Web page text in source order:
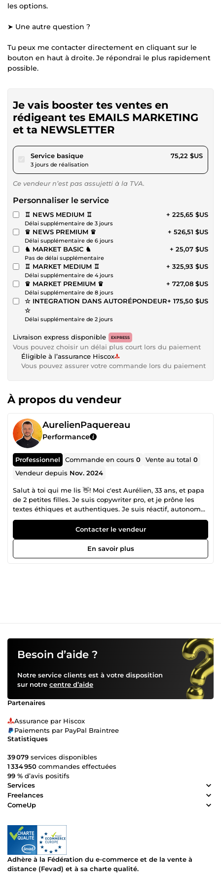
les options.
➤ Une autre question ?
Tu peux me contacter directement en cliquant sur le
bouton en haut à droite. Je répondrai le plus rapidement
possible.
Je vais booster tes ventes en
rédigeant tes EMAILS MARKETING
et ta NEWSLETTER
Service basiquepour 69,32 $US
3 jours de réalisation
75,22 $US
Ce vendeur n’est pas assujetti à la TVA.
Personnaliser le service
♖ NEWS MEDIUM ♖
Délai supplémentaire de 3 jours
+ 225,65 $US
♛ NEWS PREMIUM ♛
Délai supplémentaire de 6 jours
+ 526,51 $US
♞ MARKET BASIC ♞
Pas de délai supplémentaire
+ 25,07 $US
♖ MARKET MEDIUM ♖
Délai supplémentaire de 4 jours
+ 325,93 $US
♛ MARKET PREMIUM ♛
Délai supplémentaire de 8 jours
+ 727,08 $US
☆ INTEGRATION DANS AUTORÉPONDEUR
☆
Délai supplémentaire de 2 jours
+ 175,50 $US
Livraison express disponible EXPRESS
Vous pouvez choisir un délai plus court lors du paiement
Éligible à l’assurance Hiscox
Vous pouvez assurer votre commande lors du paiement
À propos du vendeur
AurelienPaquereau
Performance
Professionnel Commande en cours0 Vente au total0
Vendeur depuis Nov. 2024
Salut à toi qui me lis 👋! Moi c'est Aurélien, 33 ans, et papa
de 2 petites filles. Je suis copywriter pro, et je prône les
textes éthiques et authentiques. Je suis réactif, autonome,
et j'aime m'investir à fond dans les missions qui me sont
confiées. Je suis aussi force de proposition et j'aime quand
la communication est franche entre partenaires. Avec moi
? Tu es sûr(e) d'entamer une collaboration sérieuse et
sympa à la fois, et je suis certain qu'on atteindra tes
Contacter le vendeur
En savoir plus
Besoin d’aide ?
Notre service clients est à votre disposition
sur notre centre d’aide
Partenaires
Assurance par Hiscox
Paiements par PayPal Braintree
Statistiques
39 079 services disponibles
1 334 950 commandes effectuées
99 % d’avis positifs
Services
Freelances
ComeUp
Adhère à la Fédération du e-commerce et de la vente à
distance (Fevad) et à sa charte qualité.